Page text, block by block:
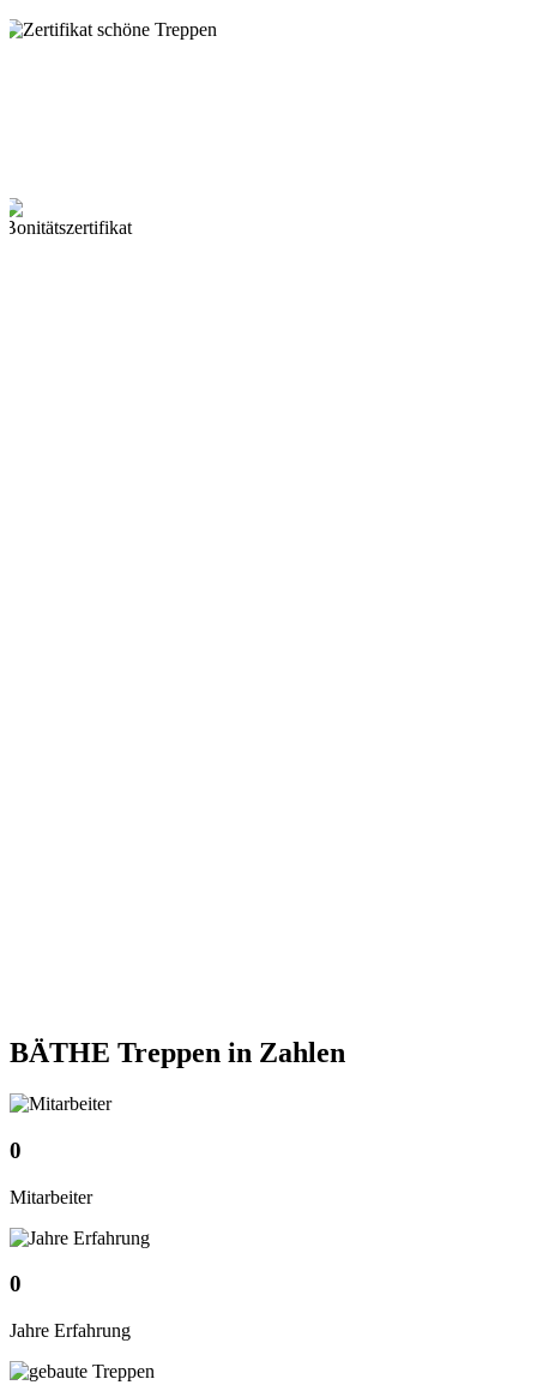
BÄTHE Treppen in Zahlen
0
Mitarbeiter
0
Jahre Erfahrung